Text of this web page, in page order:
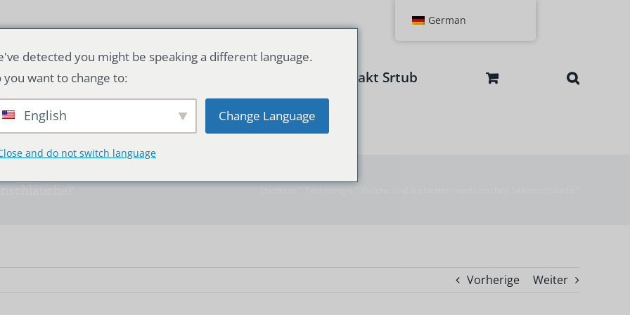
Srtub Silikonschlauch-Lösung Kontakt Srtub
Vorherige Weiter
German
detected you might be speaking a different language.
you want to change to:
English Change Language
and do not switch language